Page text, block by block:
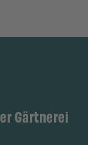
Gärtnerei